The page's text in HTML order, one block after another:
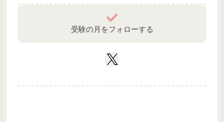
受験の月をフォローする